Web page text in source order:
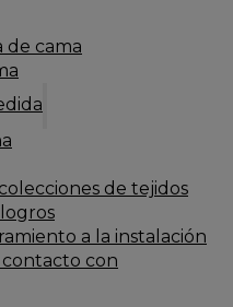
de cama
de tejidos
a la instalación
con